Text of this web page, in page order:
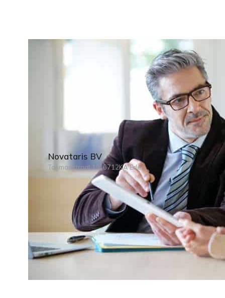
Novataris BV
Tasmanstraat 19, 6712KA Ede